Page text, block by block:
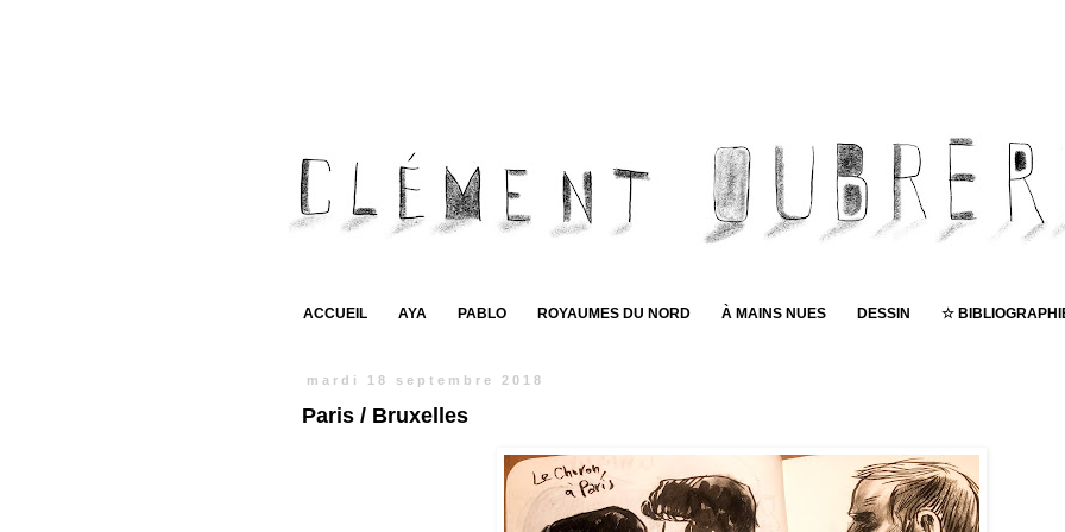
ACCUEIL AYA PABLO ROYAUMES DU NORD À MAINS NUES DESSIN ☆
mardi 18 septembre 2018
Paris / Bruxelles